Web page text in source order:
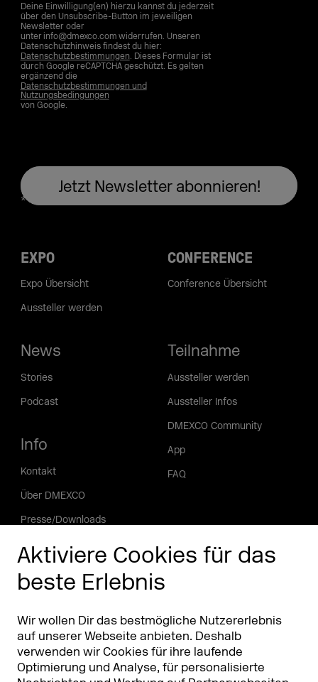
Aktiviere Cookies für das
beste Erlebnis
Wir wollen Dir das bestmögliche Nutzererlebnis
auf unserer Webseite anbieten. Deshalb
verwenden wir Cookies für ihre laufende
Optimierung und Analyse, für personalisierte
Deine Einwilligung(en) hierzu kannst du jederzeit
über den Unsubscribe-Button im jeweiligen
Newsletter oder
unter info@dmexco.com widerrufen. Unseren
Datenschutzhinweis findest du hier:
Datenschutzbestimmungen. Dieses Formular ist
durch Google reCAPTCHA geschützt. Es gelten
ergänzend die
Datenschutzbestimmungen und
Nutzungsbedingungen
von Google.
EXPO
Expo Übersicht
Aussteller werden
CONFERENCE
Conference Übersicht
News
Stories
Podcast
Info
Kontakt
Über DMEXCO
Presse/Downloads
Phishing Alarm
Teilnahme
Aussteller werden
Aussteller Infos
DMEXCO Community
App
FAQ
Partner
Partner & Sponsoren DMEXCO Asia